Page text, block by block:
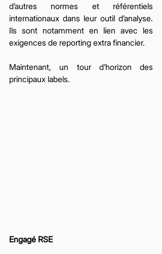
d’autres normes et référentiels
internationaux dans leur outil d’analyse.
Ils sont notamment en lien avec les
exigences de reporting extra financier.
Maintenant, un tour d’horizon des
principaux labels.
Engagé RSE